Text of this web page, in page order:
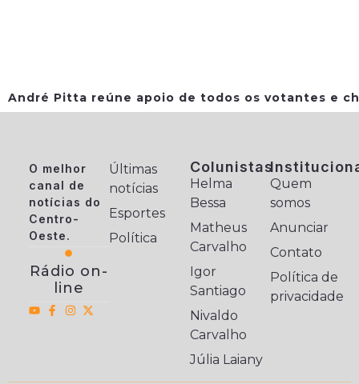
André Pitta reúne apoio de todos os votantes e
O melhor
canal de
notícias do
Centro-
Oeste.
Rádio on-
line
Últimas
notícias
Esportes
Política
Colunistas
Helma
Bessa
Matheus
Carvalho
Igor
Santiago
Nivaldo
Carvalho
Júlia Laiany
Quem
somos
Anunciar
Contato
Política de
privacidade